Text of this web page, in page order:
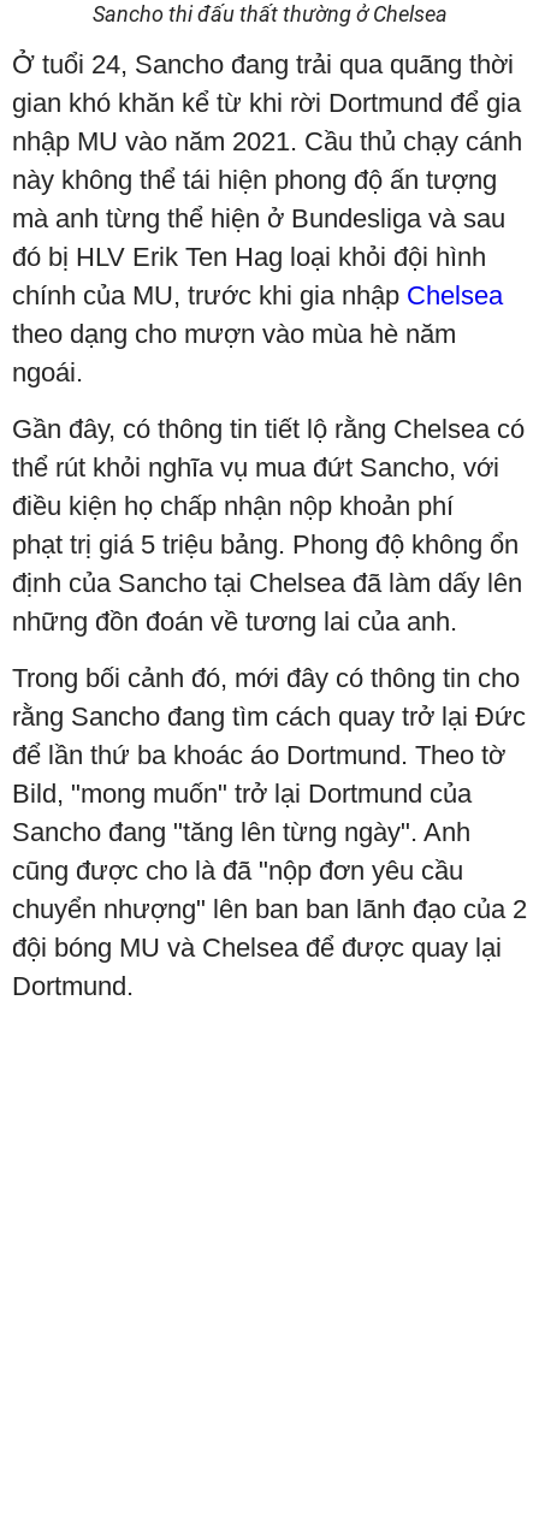
Sancho thi đấu thất thường ở Chelsea
Ở tuổi 24, Sancho đang trải qua quãng thời
gian khó khăn kể từ khi rời Dortmund để gia
nhập MU vào năm 2021. Cầu thủ chạy cánh
này không thể tái hiện phong độ ấn tượng
mà anh từng thể hiện ở Bundesliga và sau
đó bị HLV Erik Ten Hag loại khỏi đội hình
chính của MU, trước khi gia nhập Chelsea
theo dạng cho mượn vào mùa hè năm
ngoái.
Gần đây, có thông tin tiết lộ rằng Chelsea có
thể rút khỏi nghĩa vụ mua đứt Sancho, với
điều kiện họ chấp nhận nộp khoản phí
phạt trị giá 5 triệu bảng. Phong độ không ổn
định của Sancho tại Chelsea đã làm dấy lên
những đồn đoán về tương lai của anh.
Trong bối cảnh đó, mới đây có thông tin cho
rằng Sancho đang tìm cách quay trở lại Đức
để lần thứ ba khoác áo Dortmund. Theo tờ
Bild, "mong muốn" trở lại Dortmund của
Sancho đang "tăng lên từng ngày". Anh
cũng được cho là đã "nộp đơn yêu cầu
chuyển nhượng" lên ban ban lãnh đạo của 2
đội bóng MU và Chelsea để được quay lại
Dortmund.